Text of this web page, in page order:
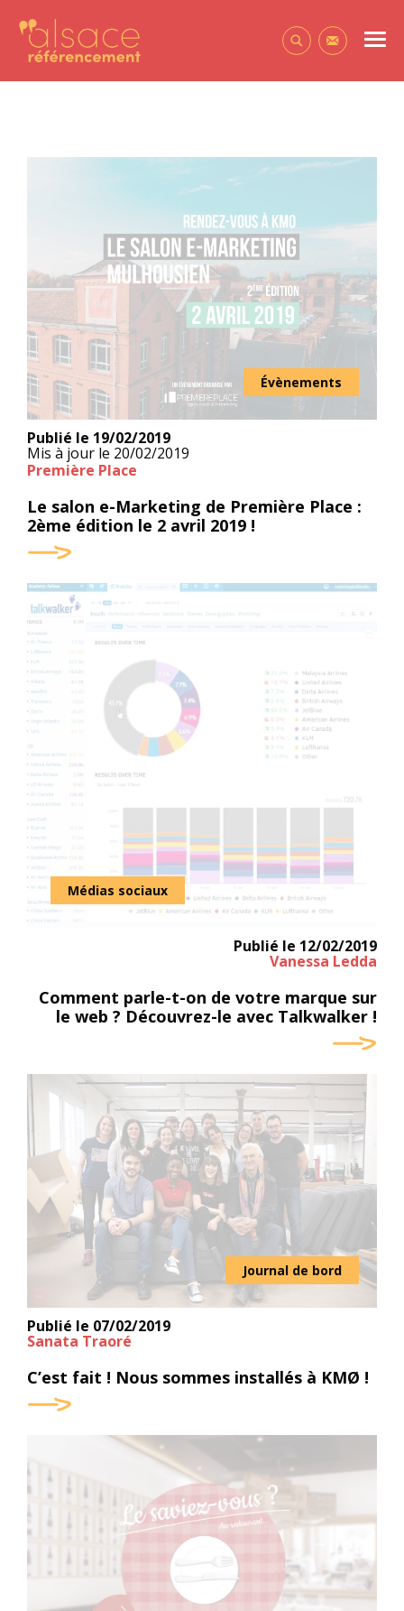
Alsace Référencement Le blog de Première Place
Contactez-
Évènements
Publié le 19/02/2019
Mis à jour le 20/02/2019
Première Place
Le salon e-Marketing de Première Place :
2ème édition le 2 avril 2019 !
Médias sociaux
Publié le 12/02/2019
Vanessa Ledda
Comment parle-t-on de votre marque sur
le web ? Découvrez-le avec Talkwalker !
Journal de bord
Publié le 07/02/2019
Sanata Traoré
C’est fait ! Nous sommes installés à KMØ !